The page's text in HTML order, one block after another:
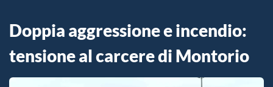
Doppia aggressione e incendio:
tensione al carcere di Montorio